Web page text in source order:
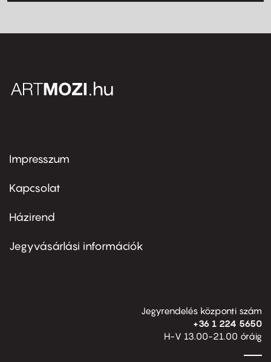
Footer
first
Impresszum
Kapcsolat
Footer
second
Házirend
Jegyvásárlási információk
Jegyrendelés központi szám
+36 1 224 5650
H-V 13.00-21.00 óráig